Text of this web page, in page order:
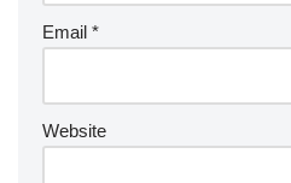
Email *
Website